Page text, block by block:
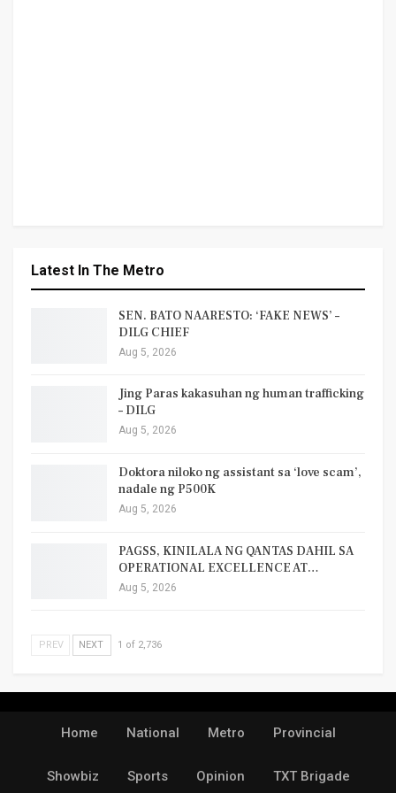
Latest In The Metro
SEN. BATO NAARESTO: ‘FAKE NEWS’ –
DILG CHIEF
Aug 5, 2026
Jing Paras kakasuhan ng human trafficking
– DILG
Aug 5, 2026
Doktora niloko ng assistant sa ‘love scam’,
nadale ng P500K
Aug 5, 2026
PAGSS, KINILALA NG QANTAS DAHIL SA
OPERATIONAL EXCELLENCE AT…
Aug 5, 2026
PREV NEXT 1 of 2,736
Home National Metro Provincial
Showbiz Sports Opinion TXT Brigade